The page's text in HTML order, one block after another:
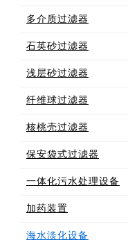
多介质过滤器
石英砂过滤器
浅层砂过滤器
纤维球过滤器
核桃壳过滤器
保安袋式过滤器
一体化污水处理设备
加药装置
海水淡化设备